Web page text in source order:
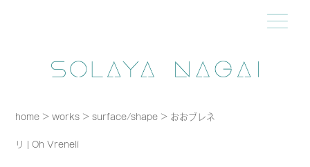
home >works >surface/shape > おおブレネ
リ | Oh Vreneli